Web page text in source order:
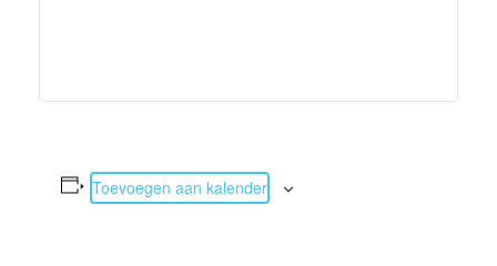
Toevoegen aan kalender